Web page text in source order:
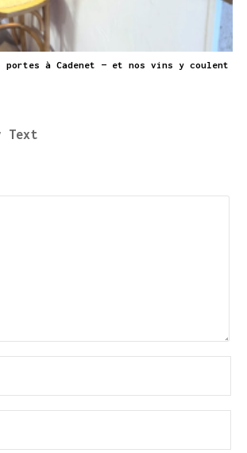
portes à Cadenet — et nos vins y coulent
Text